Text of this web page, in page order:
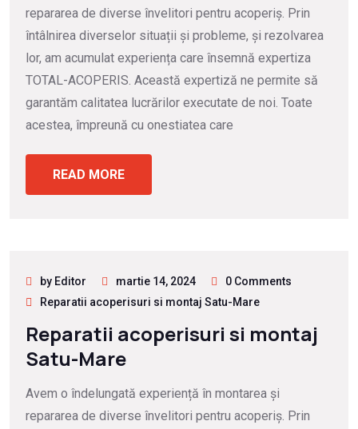
repararea de diverse învelitori pentru acoperiș. Prin
întâlnirea diverselor situații și probleme, și rezolvarea
lor, am acumulat experiența care însemnă expertiza
TOTAL-ACOPERIS. Această expertiză ne permite să
garantăm calitatea lucrărilor executate de noi. Toate
acestea, împreună cu onestiatea care
READ MORE
by Editor martie 14, 2024
0 Comments
Reparatii acoperisuri si montaj Satu-Mare
Reparatii acoperisuri si montaj
Satu-Mare
Avem o îndelungată experiență în montarea și
repararea de diverse învelitori pentru acoperiș. Prin